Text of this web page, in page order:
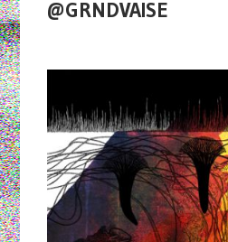
@GRNDVAISE